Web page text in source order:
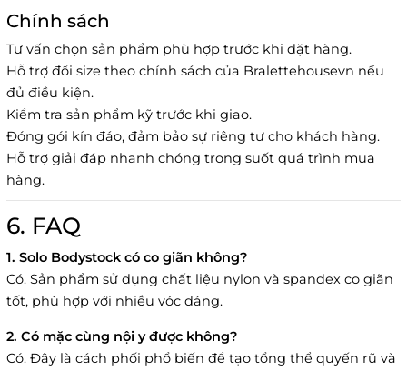
Chính sách
Tư vấn chọn sản phẩm phù hợp trước khi đặt hàng.
Hỗ trợ đổi size theo chính sách của Bralettehousevn nếu
đủ điều kiện.
Kiểm tra sản phẩm kỹ trước khi giao.
Đóng gói kín đáo, đảm bảo sự riêng tư cho khách hàng.
Hỗ trợ giải đáp nhanh chóng trong suốt quá trình mua
hàng.
6. FAQ
1. Solo Bodystock có co giãn không?
Có. Sản phẩm sử dụng chất liệu nylon và spandex co giãn
tốt, phù hợp với nhiều vóc dáng.
2. Có mặc cùng nội y được không?
Có. Đây là cách phối phổ biến để tạo tổng thể quyến rũ và